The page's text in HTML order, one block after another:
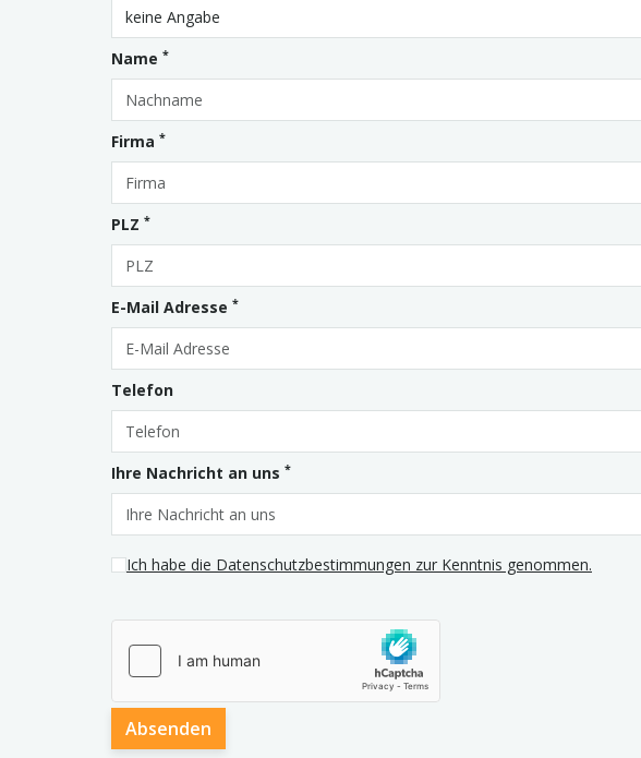
Name *
Firma *
PLZ *
E-Mail Adresse *
Telefon
Ihre Nachricht an uns *
Ich habe die Datenschutzbestimmungen zur Kenntnis genommen.
Absenden